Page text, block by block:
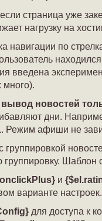
страница уже
нагрузку на
навигации по
введена
много).
новостей
дни.
. Режим афиши не
группировку.
и
варианте настроек.
для доступа к